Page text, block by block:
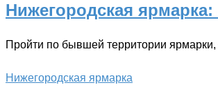
Нижегородская ярмарка:
Пройти по бывшей территории ярмарки,
Нижегородская ярмарка